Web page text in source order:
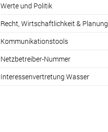
Werte und Politik
Recht, Wirtschaftlichkeit & Planung
Kommunikationstools
Netzbetreiber-Nummer
Interessenvertretung Wasser